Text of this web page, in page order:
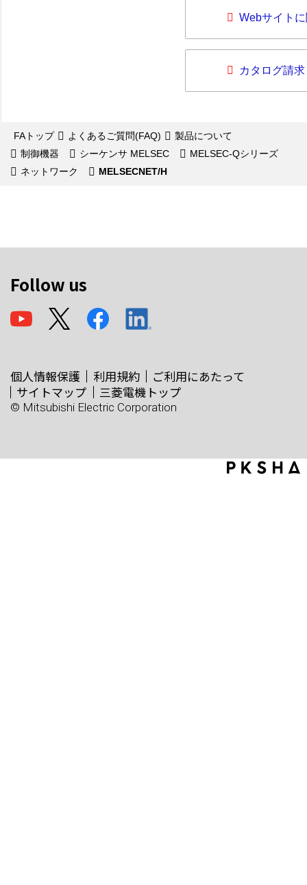
Webサイト
カタログ請求
FAトップ よくあるご質問(FAQ)
製品について
制御機器
シーケンサ MELSEC
MELSEC-Qシリーズ
ネットワーク
MELSECNET/H
Follow us
個人情報保護 利用規約
ご利用にあたって
サイトマップ
三菱電機トップ
© Mitsubishi Electric Corporation